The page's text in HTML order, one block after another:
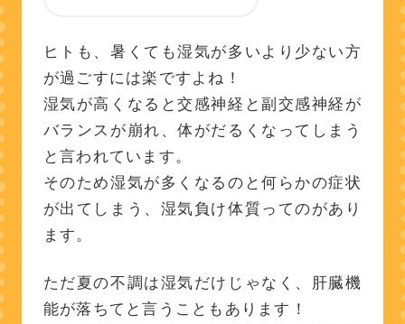
ヒトも、暑くても湿気が多いより少ない方
が過ごすには楽ですよね！
湿気が高くなると交感神経と副交感神経が
バランスが崩れ、体がだるくなってしまう
と言われています。
そのため湿気が多くなるのと何らかの症状
が出てしまう、湿気負け体質ってのがあり
ます。
ただ夏の不調は湿気だけじゃなく、肝臓機
能が落ちてと言うこともあります！